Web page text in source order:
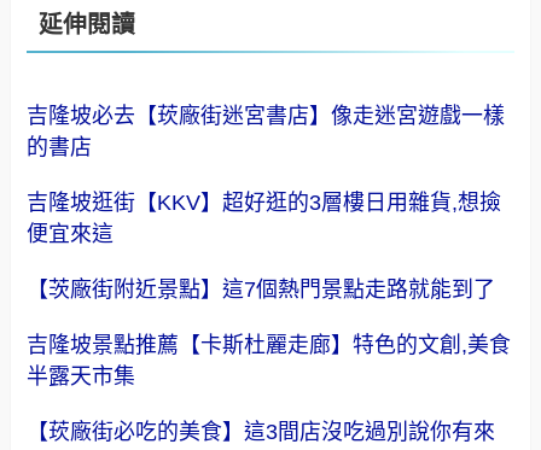
延伸閱讀
吉隆坡必去【莰廠街迷宮書店】像走迷宮遊戲一樣
的書店
吉隆坡逛街【KKV】超好逛的3層樓日用雜貨,想撿
便宜來這
【茨廠街附近景點】這7個熱門景點走路就能到了
吉隆坡景點推薦【卡斯杜麗走廊】特色的文創,美食
半露天市集
【莰廠街必吃的美食】這3間店沒吃過別說你有來